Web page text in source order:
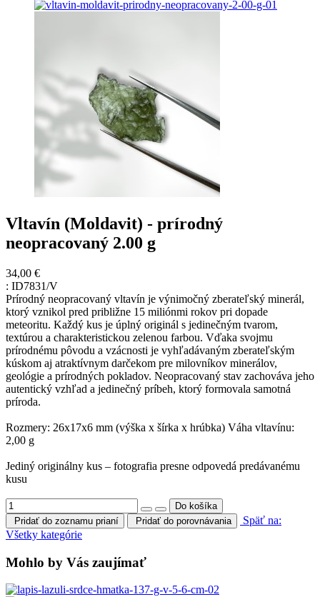
Vltavín (Moldavit) - prírodný
neopracovaný 2.00 g
34,00 €
: ID7831/V
Prírodný neopracovaný vltavín je výnimočný zberateľský minerál,
ktorý vznikol pred približne 15 miliónmi rokov pri dopade
meteoritu. Každý kus je úplný originál s jedinečným tvarom,
textúrou a charakteristickou zelenou farbou. Vďaka svojmu
prírodnému pôvodu a vzácnosti je vyhľadávaným zberateľským
kúskom aj atraktívnym darčekom pre milovníkov minerálov,
geológie a prírodných pokladov. Neopracovaný stav zachováva jeho
autentický vzhľad a jedinečný príbeh, ktorý formovala samotná
príroda.
Rozmery: 26x17x6 mm (výška x šírka x hrúbka) Váha vltavínu:
2,00 g
Jediný originálny kus – fotografia presne odpovedá predávanému
kusu
Pridať do zoznamu prianí Pridať do porovnávania
Späť na:
Všetky kategórie
Mohlo by Vás zaujímať